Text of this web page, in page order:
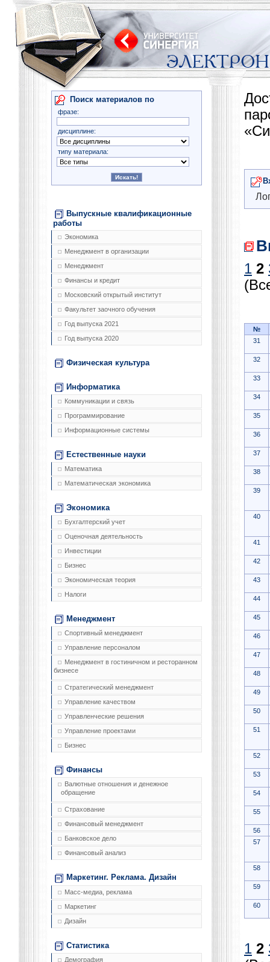
Поиск материалов по
фразе:
дисциплине:
типу материала:
Выпускные квалификационные
работы
Экономика
Менеджмент в организации
Менеджмент
Финансы и кредит
Московский открытый институт
Факультет заочного обучения
Год выпуска 2021
Год выпуска 2020
Физическая культура
Информатика
Коммуникации и связь
Программирование
Информационные системы
Естественные науки
Математика
Математическая экономика
Экономика
Бухгалтерский учет
Оценочная деятельность
Инвестиции
Бизнес
Экономическая теория
Налоги
Менеджмент
Спортивный менеджмент
Управление персоналом
Менеджмент в гостиничном и ресторанном
бизнесе
Стратегический менеджмент
Управление качеством
Управленческие решения
Управление проектами
Бизнес
Финансы
Валютные отношения и денежное
обращение
Страхование
Финансовый менеджмент
Банковское дело
Финансовый анализ
Маркетинг. Реклама. Дизайн
Масс-медиа, реклама
Маркетинг
Дизайн
Статистика
Демография
1 2
№
31
32
33
34
35
36
37
38
39
40
41
42
43
44
45
46
47
48
49
50
51
52
53
54
55
56
57
58
59
60
1 2